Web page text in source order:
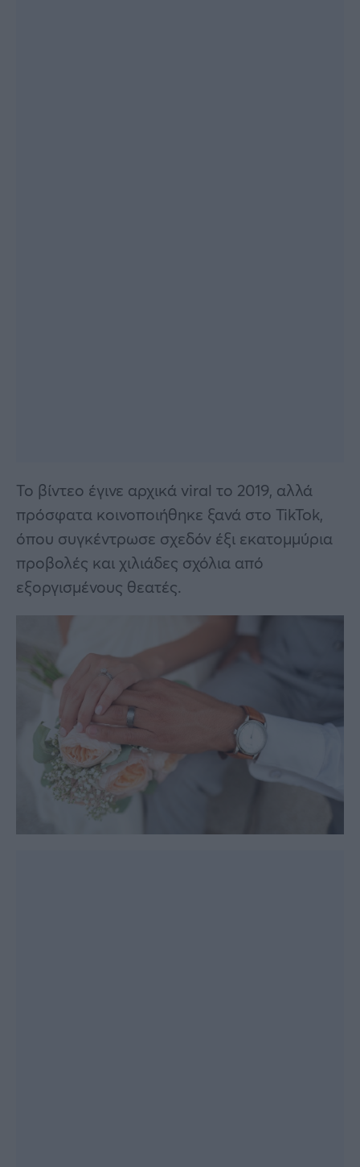
Το βίντεο έγινε αρχικά viral το 2019, αλλά
πρόσφατα κοινοποιήθηκε ξανά στο TikTok,
όπου συγκέντρωσε σχεδόν έξι εκατομμύρια
προβολές και χιλιάδες σχόλια από
εξοργισμένους θεατές.